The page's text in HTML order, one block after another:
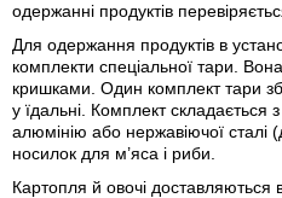
одержанні продуктів
Для одержання продуктів в
комплекти спеціальної тари.
кришками. Один комплект тари
у їдальні. Комплект складається
алюмінію або нержавіючої сталі
носилок для м’яса і риби.
Картопля й овочі доставляються